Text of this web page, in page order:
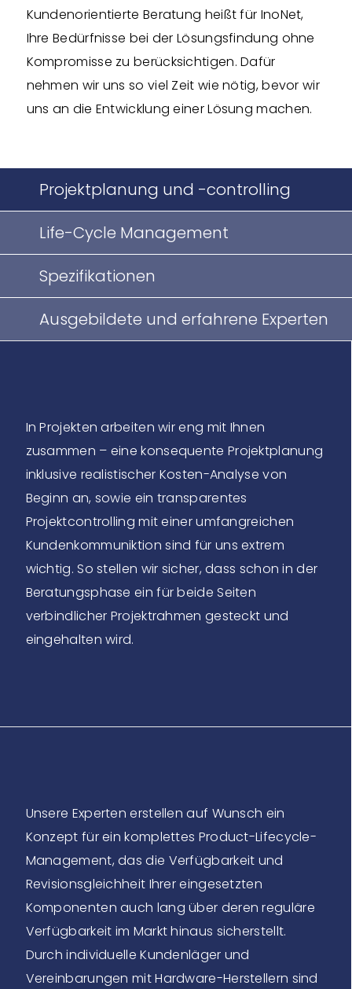
Kundenorientierte Beratung heißt für InoNet,
Ihre Bedürfnisse bei der Lösungsfindung ohne
Kompromisse zu berücksichtigen. Dafür
nehmen wir uns so viel Zeit wie nötig, bevor wir
uns an die Entwicklung einer Lösung machen.
Projektplanung und -controlling
Life-Cycle Management
Spezifikationen
Ausgebildete und erfahrene Experten
In Projekten arbeiten wir eng mit Ihnen
zusammen – eine konsequente Projektplanung
inklusive realistischer Kosten-Analyse von
Beginn an, sowie ein transparentes
Projektcontrolling mit einer umfangreichen
Kundenkommuniktion sind für uns extrem
wichtig. So stellen wir sicher, dass schon in der
Beratungsphase ein für beide Seiten
verbindlicher Projektrahmen gesteckt und
eingehalten wird.
Unsere Experten erstellen auf Wunsch ein
Konzept für ein komplettes Product-Lifecycle-
Management, das die Verfügbarkeit und
Revisionsgleichheit Ihrer eingesetzten
Komponenten auch lang über deren reguläre
Verfügbarkeit im Markt hinaus sicherstellt.
Durch individuelle Kundenläger und
Vereinbarungen mit Hardware-Herstellern sind